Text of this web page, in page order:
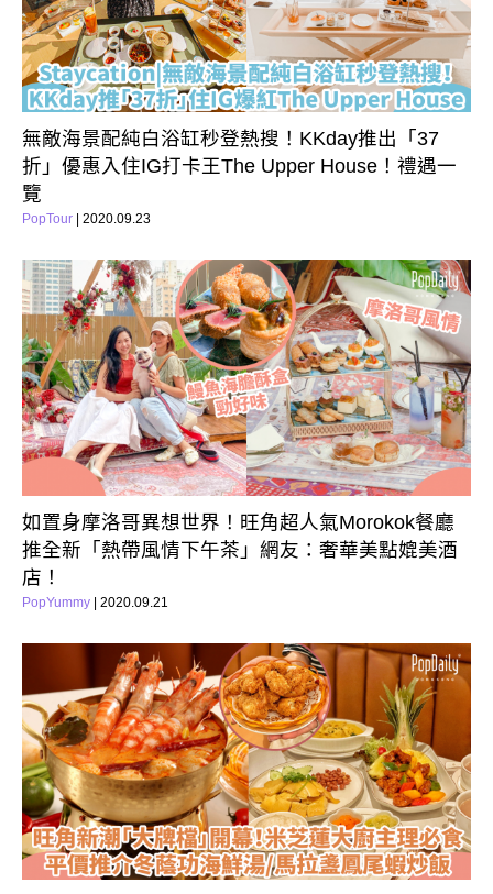
無敵海景配純白浴缸秒登熱搜！KKday推出「37
折」優惠入住IG打卡王The Upper House！禮遇一
覽
PopTour | 2020.09.23
如置身摩洛哥異想世界！旺角超人氣Morokok餐廳
推全新「熱帶風情下午茶」網友：奢華美點媲美酒
店！
PopYummy | 2020.09.21